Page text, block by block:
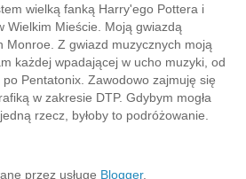
wielką fanką Harry'ego Pottera i
Wielkim Mieście. Moją gwiazdą
Monroe. Z gwiazd muzycznych moją
każdej wpadającej w ucho muzyki, od
Pentatonix. Zawodowo zajmuję się
w zakresie DTP. Gdybym mogła
rzecz, byłoby to podróżowanie.
przez usługę Blogger.